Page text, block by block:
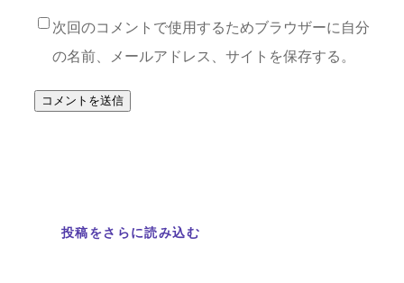
次回のコメントで使用するためブラウザーに自分
の名前、メールアドレス、サイトを保存する。
投稿をさらに読み込む